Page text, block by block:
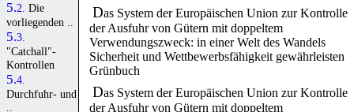
Das System der Europäischen Union zur Kontrolle
der Ausfuhr von Gütern mit doppeltem
Verwendungszweck: in einer Welt des Wandels
Sicherheit und Wettbewerbsfähigkeit gewährleisten
Grünbuch
Das System der Europäischen Union zur Kontrolle
der Ausfuhr von Gütern mit doppeltem
5.2. Die
vorliegenden ..
5.3.
"Catchall"-
Kontrollen
5.4.
Durchfuhr- und